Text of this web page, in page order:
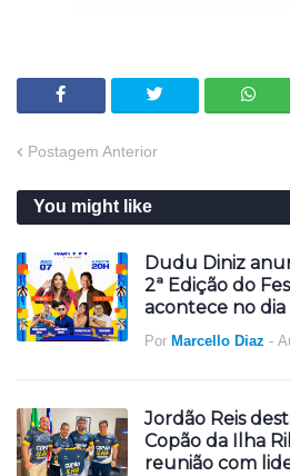
Postagem Anterior
You might like
Dudu Diniz
2ª Edição do
acontece no
Por Marcello Diaz -
Jordão Reis
Copão da Ilha
reunião com